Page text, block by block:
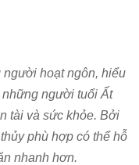
hoạt ngôn, hiểu
những người tuổi Ất
tài và sức khỏe. Bởi
phù hợp có thể hỗ
nhanh hơn.